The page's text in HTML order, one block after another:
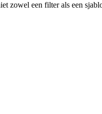
zowel een filter als een